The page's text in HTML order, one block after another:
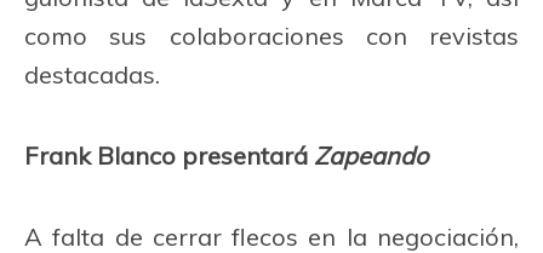
como sus colaboraciones con revistas
destacadas.
Frank Blanco presentará Zapeando
A falta de cerrar flecos en la negociación,